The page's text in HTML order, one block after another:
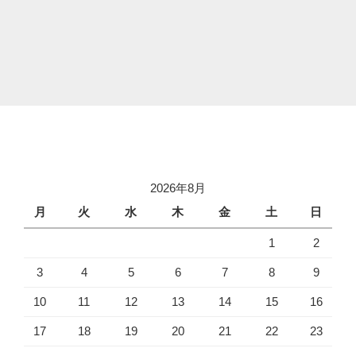
2026年8月
月
火 水 木 金 土 日
1 2
3 4 5 6 7 8 9
10 11 12 13 14 15 16
17 18 19 20 21 22 23